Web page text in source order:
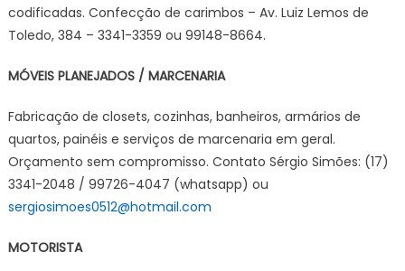
codificadas. Confecção de carimbos – Av. Luiz Lemos de
Toledo, 384 – 3341-3359 ou 99148-8664.
MÓVEIS PLANEJADOS / MARCENARIA
Fabricação de closets, cozinhas, banheiros, armários de
quartos, painéis e serviços de marcenaria em geral.
Orçamento sem compromisso. Contato Sérgio Simões: (17)
3341-2048 / 99726-4047 (whatsapp) ou
sergiosimoes0512@hotmail.com
MOTORISTA